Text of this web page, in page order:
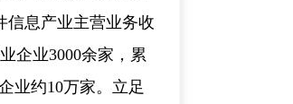
信息产业主营业务收
企业3000余家，累
业约10万家。立足